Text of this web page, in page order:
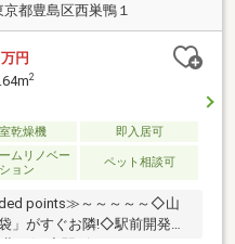
京都豊島区西巣鴨１
万円
2
乾燥機 即入居可
ムリノベー
ション
ペット相談可
points≫～～～～～◇山
」がすぐお隣!◇駅前開発で